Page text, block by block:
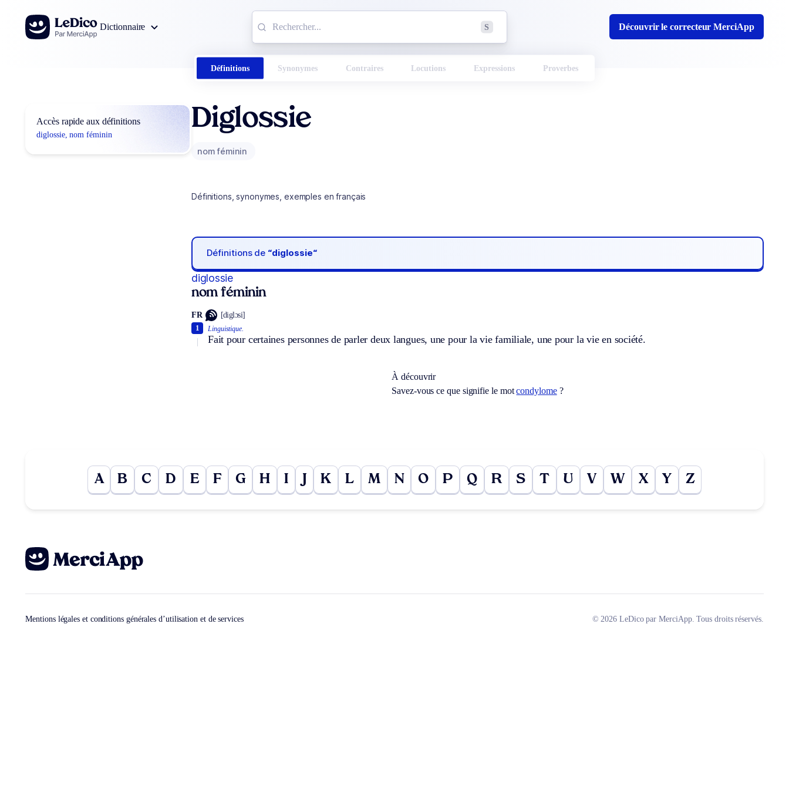
Aller au contenu
Dictionnaire
S Découvrir le correcteur MerciApp
Définitions Synonymes Contraires Locutions Expressions Proverbes
Accès rapide aux définitions
diglossie, nom féminin
Diglossie
nom féminin
Définitions, synonymes, exemples en français
Définitions de “diglossie“
diglossie
nom féminin
FR [diglɔsi]
Linguistique.
Fait pour certaines personnes de parler deux langues, une pour la vie familiale, une pour la vie en société.
1
À découvrir
Savez-vous ce que signifie le motcondylome?
A B C D E F G H I K L M N O P Q R S T U V W X Y Z
Mentions légales et conditions générales d’utilisation et de services © 2026 LeDico par MerciApp. Tous droits réservés.